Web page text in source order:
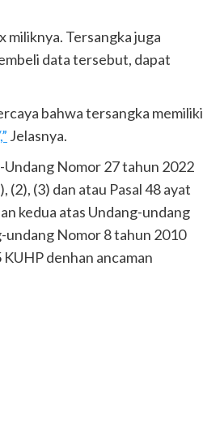
miliknya. Tersangka juga
data tersebut, dapat
bahwa tersangka memiliki
Jelasnya.
Undang Nomor 27 tahun 2022
(3) dan atau Pasal 48 ayat
kedua atas Undang-undang
undang Nomor 8 tahun 2010
denhan ancaman